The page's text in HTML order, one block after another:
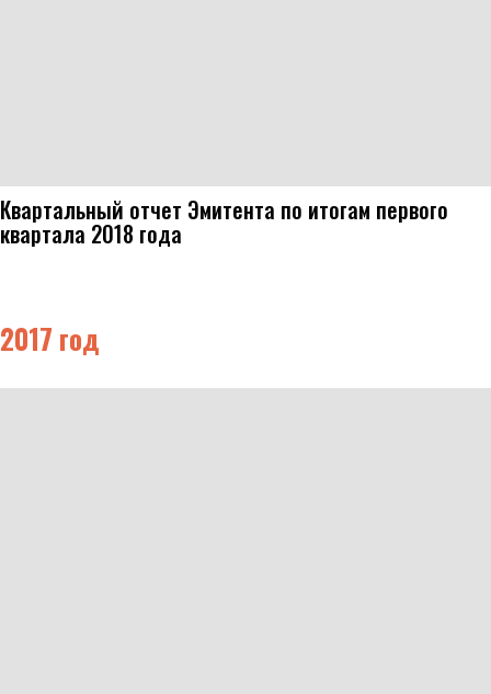
Квартальный отчет Эмитента по итогам первого
квартала 2018 года
2017 год